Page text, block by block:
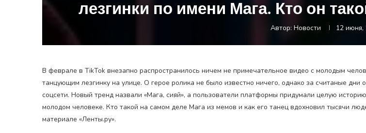
лезгинки по имени Мага. Кто он
Автор: Новости 12 июня,
В феврале в TikTok внезапно распространилось ничем не примечательное видео с молодым
танцующим лезгинку на улице. О герое ролика не было известно ничего, однако за считаные дни
соцсети. Новый тренд назвали «Мага, сияй», а пользователи платформы придумали целую
молодом человеке. Кто такой на самом деле Мага из мемов и как его танец вдохновил тысячи
материале «Ленты.ру».